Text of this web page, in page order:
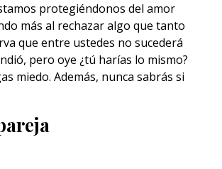
protegiéndonos del amor
más al rechazar algo que tanto
que entre ustedes no sucederá
pero oye ¿tú harías lo mismo?
miedo. Además, nunca sabrás si